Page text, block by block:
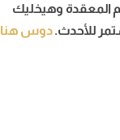
المعقدة وهيخليك
للأحدث.دوس هنا